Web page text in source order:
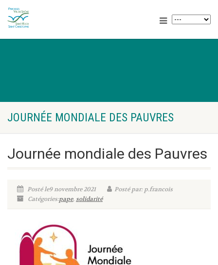
JOURNÉE MONDIALE DES PAUVRES
Journée mondiale des Pauvres
Posté le9 novembre 2021
Posté par: p.francois
Catégories:pape,solidarité